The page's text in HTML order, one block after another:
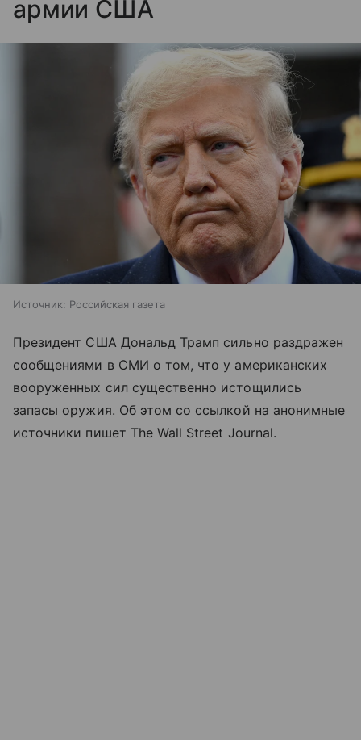
армии США
Источник: Российская газета
Президент США Дональд Трамп сильно раздражен
сообщениями в СМИ о том, что у американских
вооруженных сил существенно истощились
запасы оружия. Об этом со ссылкой на анонимные
источники пишет The Wall Street Journal.